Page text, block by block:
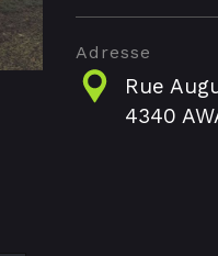
Adresse
Rue
4340